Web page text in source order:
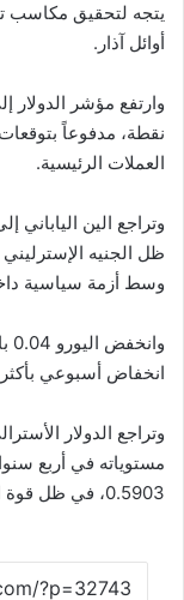
أوائل آذار.
نقطة، مدفوعاً
العملات الرئيسية.
وسط أزمة سياسية
انخفاض أسبوعي
مستوياته في أربع
0.5903، في ظل قوة العملة الأميركية.